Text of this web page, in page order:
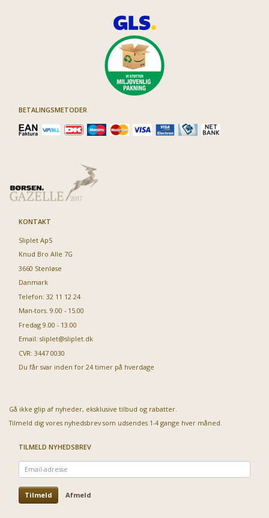
BETALINGSMETODER
KONTAKT
Sliplet ApS
Knud Bro Alle 7G
3660 Stenløse
Danmark
Telefon: 32 11 12 24
Man-tors. 9.00 - 15.00
Fredag 9.00 - 13.00
Email: sliplet@sliplet.dk
CVR: 3447 0030
Du får svar inden for 24 timer på hverdage
Gå ikke glip af nyheder, eksklusive tilbud og rabatter.
Tilmeld dig vores nyhedsbrev som udsendes 1-4 gange hver måned.
TILMELD NYHEDSBREV
Email-
adresse
Tilmeld Afmeld